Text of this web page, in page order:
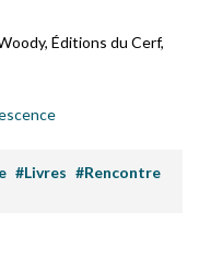
Éditions du Cerf,
#Livres #Rencontre